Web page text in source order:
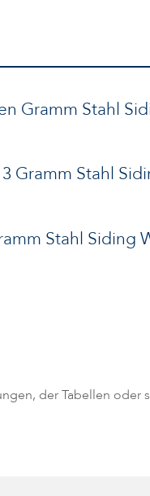
Gramm Stahl
Gramm Stahl
Stahl Siding
der Tabellen